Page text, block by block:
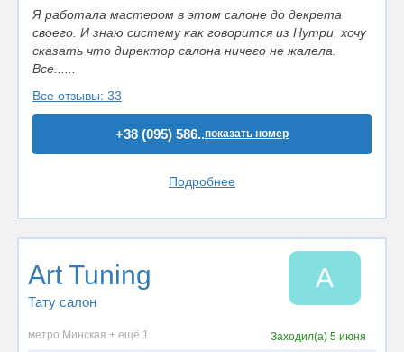
Я работала мастером в этом салоне до декрета
своего. И знаю систему как говорится из Нутри, хочу
сказать что директор салона ничего не жалела.
Все......
Все отзывы: 33
+38 (095) 586..показать номер
Подробнее
Art Tuning
Тату салон
A
метро Минская + ещё 1 Заходил(а) 5 июня